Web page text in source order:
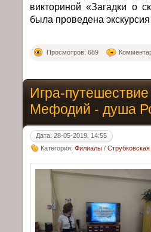
викториной «Загадки о
была проведена
Просмотров: 689
Игра-
Мефодий - душа
Дата: 28-05-2019, 14:55
Категория: Филиалы /